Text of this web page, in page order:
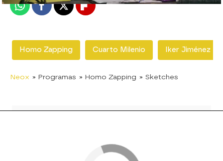
WhatsappFacebook
X Flipboard
Homo Zapping Cuarto Milenio Iker Jiménez
Neox » Programas » Homo Zapping » Sketches